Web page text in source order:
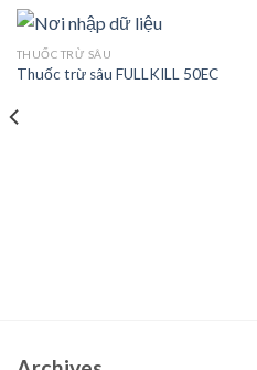
THUỐC TRỪ SÂU
Thuốc trừ sâu FULLKILL 50EC